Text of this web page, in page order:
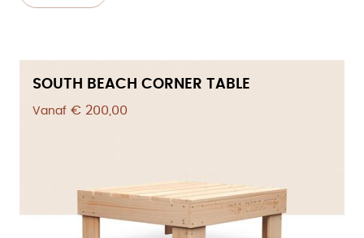
SOUTH BEACH CORNER TABLE
Vanaf € 200,00